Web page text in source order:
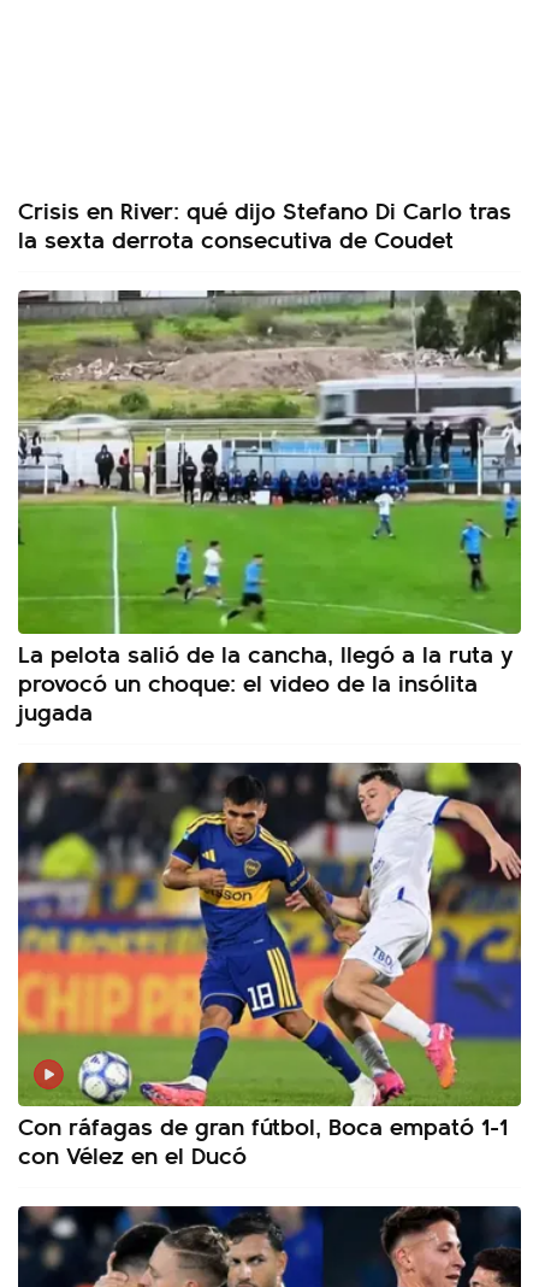
Crisis en River: qué dijo Stefano Di Carlo tras
la sexta derrota consecutiva de Coudet
La pelota salió de la cancha, llegó a la ruta y
provocó un choque: el video de la insólita
jugada
Con ráfagas de gran fútbol, Boca empató 1-1
con Vélez en el Ducó